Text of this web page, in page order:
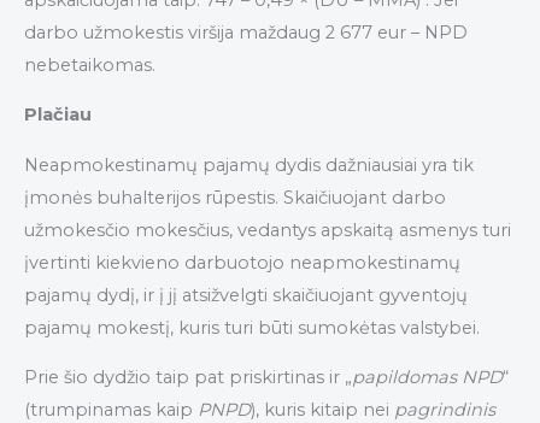
darbo užmokestis viršija maždaug 2 677 eur – NPD
nebetaikomas.
Plačiau
Neapmokestinamų pajamų dydis dažniausiai yra tik
įmonės buhalterijos rūpestis. Skaičiuojant darbo
užmokesčio mokesčius, vedantys apskaitą asmenys turi
įvertinti kiekvieno darbuotojo neapmokestinamų
pajamų dydį, ir į jį atsižvelgti skaičiuojant gyventojų
pajamų mokestį, kuris turi būti sumokėtas valstybei.
Prie šio dydžio taip pat priskirtinas ir „papildomas NPD“
(trumpinamas kaip PNPD), kuris kitaip nei pagrindinis